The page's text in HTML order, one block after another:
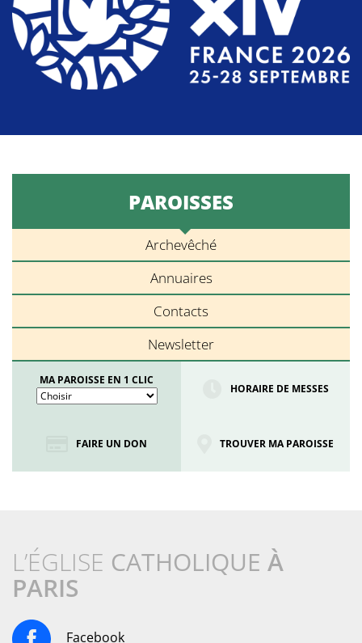
PAROISSES
Archevêché
Annuaires
Contacts
Newsletter
MA PAROISSE EN 1 CLIC
HORAIRE DE MESSES
FAIRE UN DON TROUVER MA PAROISSE
L’ÉGLISE CATHOLIQUE À
PARIS
Facebook